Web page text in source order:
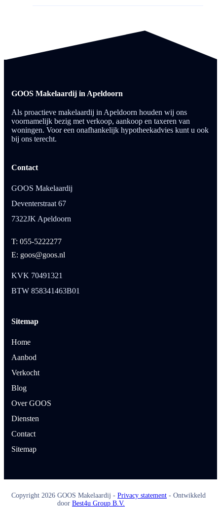
GOOS Makelaardij in Apeldoorn
Als proactieve makelaardij in Apeldoorn houden wij ons
voornamelijk bezig met verkoop, aankoop en taxeren van
woningen. Voor een onafhankelijk hypotheekadvies kunt u ook
bij ons terecht.
Contact
GOOS Makelaardij
Deventerstraat 67
7322JK Apeldoorn
T: 055-5222277
E: goos@goos.nl
KVK 70491321
BTW 858341463B01
Sitemap
Home
Aanbod
Verkocht
Blog
Over GOOS
Diensten
Contact
Sitemap
Copyright 2026 GOOS Makelaardij - Privacy statement - Ontwikkeld
door Best4u Group B.V.